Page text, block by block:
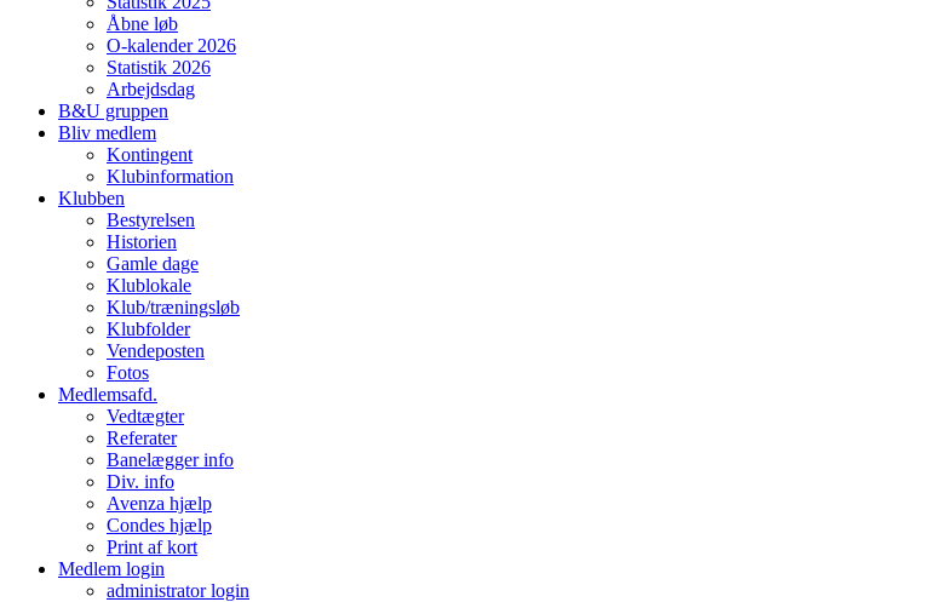
Åbne løb
O-kalender 2026
Statistik 2026
Arbejdsdag
B&U gruppen
Bliv medlem
Kontingent
Klubinformation
Klubben
Bestyrelsen
Historien
Gamle dage
Klublokale
Klub/træningsløb
Klubfolder
Vendeposten
Fotos
Medlemsafd.
Vedtægter
Referater
Banelægger info
Div. info
Avenza hjælp
Condes hjælp
Print af kort
Medlem login
administrator login